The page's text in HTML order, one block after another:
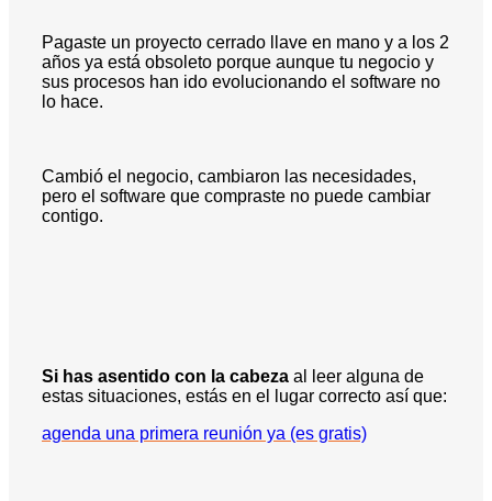
Pagaste un proyecto cerrado llave en mano y a los 2
años ya está obsoleto porque aunque tu negocio y
sus procesos han ido evolucionando el software no
lo hace.
Cambió el negocio, cambiaron las necesidades,
pero el software que compraste no puede cambiar
contigo.
Si has asentido con la cabeza al leer alguna de
estas situaciones, estás en el lugar correcto así que:
agenda una primera reunión ya (es gratis)